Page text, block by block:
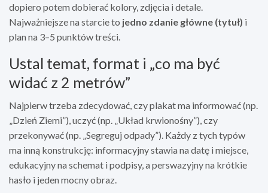
dopiero potem dobierać kolory, zdjęcia i detale.
Najważniejsze na starcie to jedno zdanie główne (tytuł) i
plan na 3–5 punktów treści.
Ustal temat, format i „co ma być
widać z 2 metrów”
Najpierw trzeba zdecydować, czy plakat ma informować (np.
„Dzień Ziemi”), uczyć (np. „Układ krwionośny”), czy
przekonywać (np. „Segreguj odpady”). Każdy z tych typów
ma inną konstrukcję: informacyjny stawia na datę i miejsce,
edukacyjny na schemat i podpisy, a perswazyjny na krótkie
hasło i jeden mocny obraz.